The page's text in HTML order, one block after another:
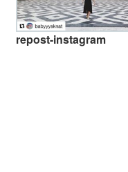
repost-instagram